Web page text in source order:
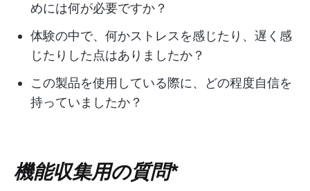
めには何が必要ですか？
体験の中で、何かストレスを感じたり、遅く感
じたりした点はありましたか？
この製品を使用している際に、どの程度自信を
持っていましたか？
機能収集用の質問*